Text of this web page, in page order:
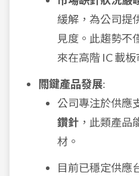
緩解，為公司提
見度。此趨勢不
來在高階 IC 載
關鍵產品發展:
公司專注於供應
鑽針 ，此類產品
材。
目前已穩定供應